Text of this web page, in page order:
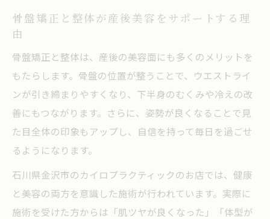
骨盤矯正と整体が産後美容をサポートする理
由
骨盤矯正と整体は、産後の美容面にも多くのメリットを
もたらします。骨盤の位置が整うことで、ウエストライ
ンが引き締まりやすくなり、下半身のむくみや冷えの改
善にもつながります。さらに、姿勢が良くなることで見
た目全体の印象もアップし、自信を持って毎日を過ごせ
るようになります。
石川県金沢市のカイロプラクティックのお店では、健康
と美容の両方を意識した施術が行われています。実際に
施術を受けた方からは「肌ツヤが良くなった」「体型が